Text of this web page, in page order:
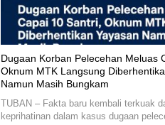
‎Dugaan Korban Pelecehan Meluas
Oknum MTK Langsung
Namun Masih Bungkam
‎TUBAN – Fakta baru kembali terkuak
keprihatinan dalam kasus dugaan